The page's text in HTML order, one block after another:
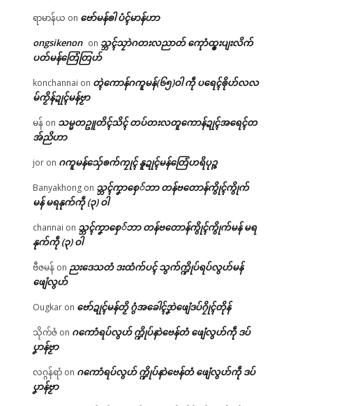
ရာမာန်ယ on ဗော်မန်ၜါ ပံၚ်မာန်ဟာ
ongsikenon on သ္ဘၚ်သၠာဲဂတးလညာတ် ကေုာံထ္ၜးပျးလိက်
ပတ်မန်တြေံတြဟ်
konchannai on တ္ၚဲကောန်ဂကူမန်(၆၅)ဝါ ကဵု ပရေၚ်ၜိုဟ်လလ
မ်ကၟိန်ဍုၚ်မန်ဗၟာ
မန် on သမ္မတဥူတိၚ်သိၚ် တပ်တးလတူကောန်ဍုၚ်အရေၚ်တ
အ်ညိဟာ
jor on ဂကူမန်​သှ်ေၜက်ကၠုၚ် နူဍုၚ်မန်တြေံဟရိပုဉ္ဇ
Banyakhong on သ္ဘၚ်ကၞာစှေ်ဘာ တန်ဗတောန်ကွိုၚ်ကွိုက်
မန် မရနုက်ကဵု (၃) ဝါ
channai on သ္ဘၚ်ကၞာစှေ်ဘာ တန်ဗတောန်ကွိုၚ်ကွိုက်မန် မရ
နုက်ကဵု (၃) ဝါ
ဗီဇမန် on ညးဒေသတံ ဒးထံက်ပၚ် သွက်က္ဍိုပ်ရပ်လွဟ်မန်
ဖျေံလွဟ်
Ougkar on ဗော်ဍုၚ်မန်တၟိ ဂွံအခေါၚ်ဒၞာဲဖျေံဒပ်ဂၠိုၚ်တိုန်
သိုက်ဇံ on ဂကောံရပ်လွဟ် က္ဍိုပ်နာဲဗေန်တံ ဖျေံလွဟ်ကဵု ဒပ်
ပၞာန်ဗၟာ
လဂ္ဂန်ရာံ on ဂကောံရပ်လွဟ် က္ဍိုပ်နာဲဗေန်တံ ဖျေံလွဟ်ကဵု ဒပ်
ပၞာန်ဗၟာ